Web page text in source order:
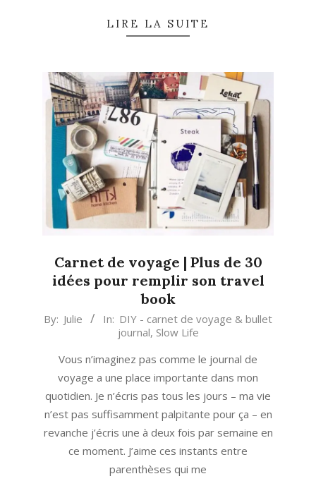
LIRE LA SUITE
Carnet de voyage | Plus de 30
idées pour remplir son travel
book
2023-
By: Julie In: DIY - carnet de voyage & bullet
journal, Slow Life
Vous n’imaginez pas comme le journal de
voyage a une place importante dans mon
quotidien. Je n’écris pas tous les jours – ma vie
n’est pas suffisamment palpitante pour ça – en
revanche j’écris une à deux fois par semaine en
ce moment. J’aime ces instants entre
parenthèses qui me